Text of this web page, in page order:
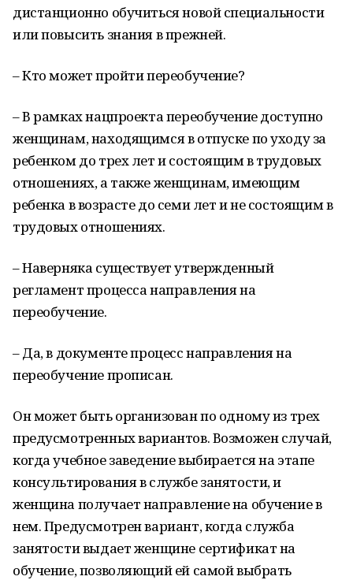
дистанционно обучиться новой специальности
или повысить знания в прежней.
– Кто может пройти переобучение?
– В рамках нацпроекта переобучение доступно
женщинам, находящимся в отпуске по уходу за
ребенком до трех лет и состоящим в трудовых
отношениях, а также женщинам, имеющим
ребенка в возрасте до семи лет и не состоящим в
трудовых отношениях.
– Наверняка существует утвержденный
регламент процесса направления на
переобучение.
– Да, в документе процесс направления на
переобучение прописан.
Он может быть организован по одному из трех
предусмотренных вариантов. Возможен случай,
когда учебное заведение выбирается на этапе
консультирования в службе занятости, и
женщина получает направление на обучение в
нем. Предусмотрен вариант, когда служба
занятости выдает женщине сертификат на
обучение, позволяющий ей самой выбрать